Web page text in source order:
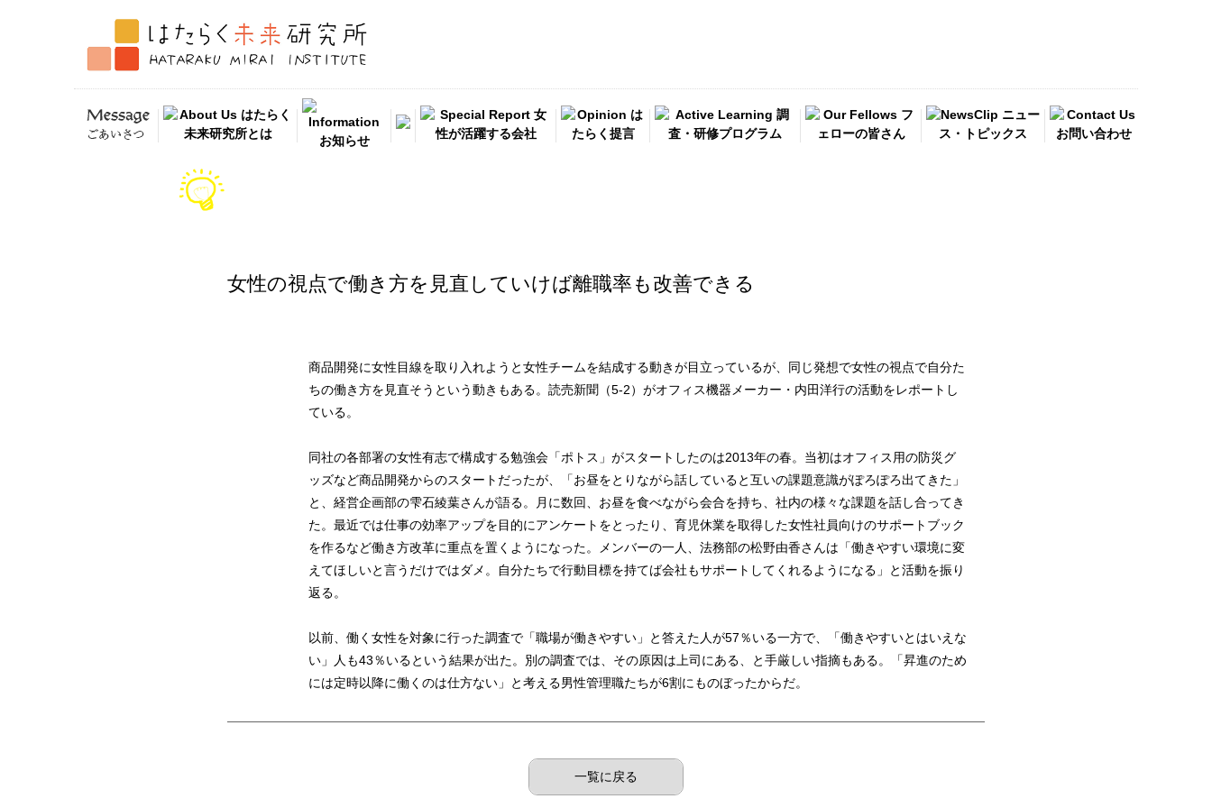
女性の視点で働き方を見直していけば離職率も改善できる
商品開発に女性目線を取り入れようと女性チームを結成する動きが目立っているが、同じ発想で女性の視点で自分た
ちの働き方を見直そうという動きもある。読売新聞（5-2）がオフィス機器メーカー・内田洋行の活動をレポートし
ている。
同社の各部署の女性有志で構成する勉強会「ポトス」がスタートしたのは2013年の春。当初はオフィス用の防災グ
ッズなど商品開発からのスタートだったが、「お昼をとりながら話していると互いの課題意識がぽろぽろ出てきた」
と、経営企画部の雫石綾葉さんが語る。月に数回、お昼を食べながら会合を持ち、社内の様々な課題を話し合ってき
た。最近では仕事の効率アップを目的にアンケートをとったり、育児休業を取得した女性社員向けのサポートブック
を作るなど働き方改革に重点を置くようになった。メンバーの一人、法務部の松野由香さんは「働きやすい環境に変
えてほしいと言うだけではダメ。自分たちで行動目標を持てば会社もサポートしてくれるようになる」と活動を振り
返る。
以前、働く女性を対象に行った調査で「職場が働きやすい」と答えた人が57％いる一方で、「働きやすいとはいえな
い」人も43％いるという結果が出た。別の調査では、その原因は上司にある、と手厳しい指摘もある。「昇進のため
には定時以降に働くのは仕方ない」と考える男性管理職たちが6割にものぼったからだ。
一覧に戻る